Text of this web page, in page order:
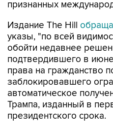
признанных
Издание The Hill
указы, "по всей
обойти недавнее
подтвердившего в
права на гражданство
заблокировавшего
автоматическое
Трампа, изданный в
президентского срока.